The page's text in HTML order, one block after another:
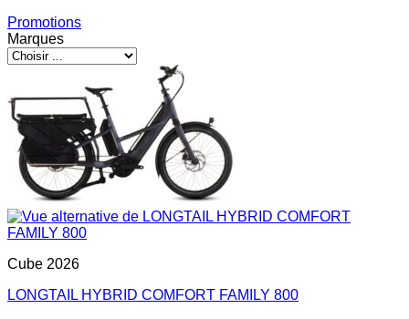
Promotions
Marques
Cube 2026
LONGTAIL HYBRID COMFORT FAMILY 800